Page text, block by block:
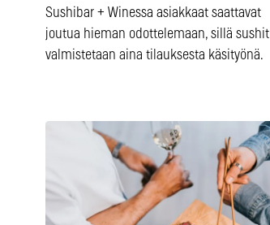
Sushibar + Winessa asiakkaat saattavat
joutua hieman odottelemaan, sillä sushit
valmistetaan aina tilauksesta käsityönä.